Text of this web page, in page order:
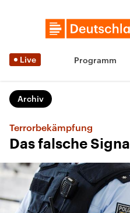
Live Programm
Archiv
Terrorbekämpfung
Das falsche Signal